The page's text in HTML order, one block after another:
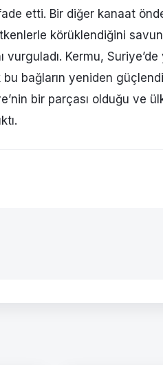
etti. Bir diğer kanaat
körüklendiğini
vurguladı. Kermu,
bu bağların yeniden
bir parçası olduğu ve